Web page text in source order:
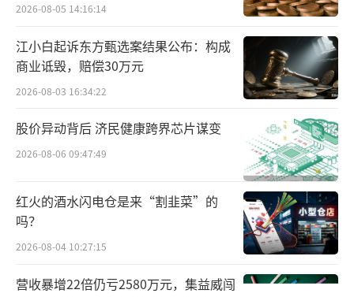
然而，两个渠道价格互不相通的现象已经
持续了几十年，形成了独特的“双轨药价”。
究其原因，和公立医院执行的国家集采价
格不同，零售价更多来自于市场自由竞争，药
店享有监管范围内的自主定价权，考虑到物流
成本、供需关系、原料成本及中间环节变动，
可以有一定的调节空间。药赋能CEO邵清向健
识局表示：尤其药品集采后，院端的价格压
低，老百姓更愿意到医疗机构买药，这使得零
售端竞争更激烈，需要密切关注市场动向调整
定价策略。
2026-08-05 14:16:14
江小白起诉东方甄选案结果公布：构成
商业诋毁，赔偿30万元
2026-08-03 16:34:22
股价异动背后 济民健康跨界芯片谋变
2026-08-06 09:47:49
红火的酒水闪电仓是来“割韭菜”的
吗？
2026-08-04 10:27:15
营收暴增22倍仍亏2580万元，集益威闯